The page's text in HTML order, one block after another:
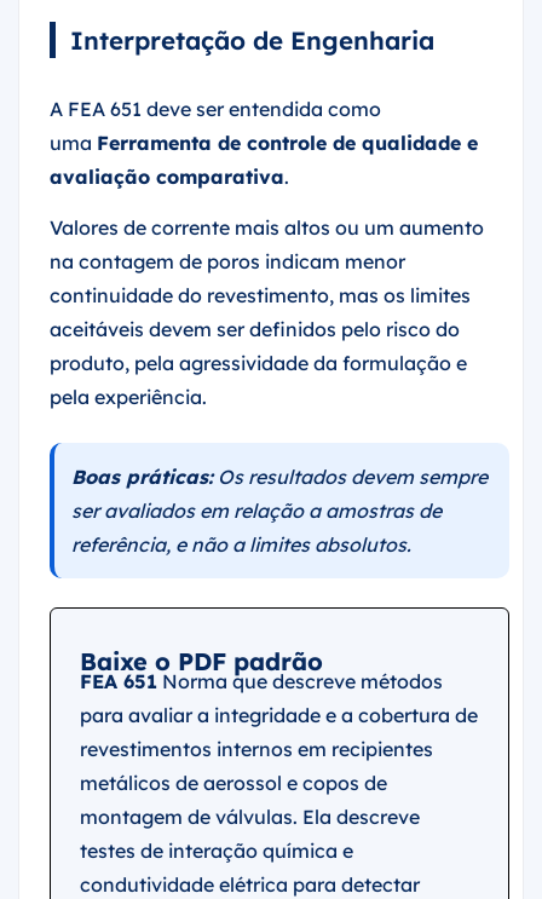
Interpretação de Engenharia
A FEA 651 deve ser entendida como
uma Ferramenta de controle de qualidade e
avaliação comparativa.
Valores de corrente mais altos ou um aumento
na contagem de poros indicam menor
continuidade do revestimento, mas os limites
aceitáveis devem ser definidos pelo risco do
produto, pela agressividade da formulação e
pela experiência.
Boas práticas:Os resultados devem sempre
ser avaliados em relação a amostras de
referência, e não a limites absolutos.
Baixe o PDF padrão
FEA 651 Norma que descreve métodos
para avaliar a integridade e a cobertura de
revestimentos internos em recipientes
metálicos de aerossol e copos de
montagem de válvulas. Ela descreve
testes de interação química e
condutividade elétrica para detectar